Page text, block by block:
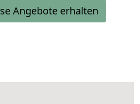
Angebote erhalten